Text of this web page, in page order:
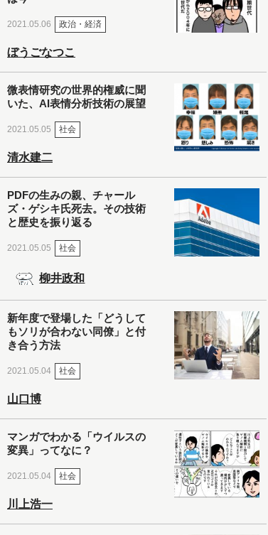
2021.05.06 政治・経済
ぼうごなつこ
微表情研究の世界的権威に聞
いた、AI表情分析技術の展望
2021.05.05 社会
清水建二
PDFの生みの親、チャール
ズ・ゲシキ氏死去。その技術
と歴史を振り返る
2021.05.05 社会
柳井政和
新年度で登場した「どうして
もソリが合わない同僚」と付
き合う方法
2021.05.04 社会
山口博
マンガでわかる「ウイルスの
変異」ってなに？
2021.05.04 社会
川上浩一